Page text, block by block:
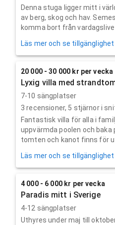
Denna stuga ligger mitt i
av berg, skog och hav.
komma bort från vardagslivet
Läs mer och se
20 000 - 30 000 kr per vecka
Lyxig villa med
7-10 sängplatser
3 recensioner, 5 stjärnor i
Fantastisk villa för alla i
uppvärmda poolen och
tomten och kanot finns för
Läs mer och se
4 000 - 6 000 kr per vecka
Paradis mitt i Sverige
4-12 sängplatser
Uthyres under maj till